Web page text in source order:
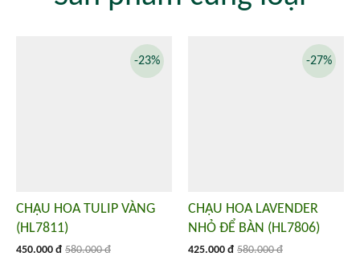
CHẬU HOA TULIP VÀNG
(HL7811)
450.000 đ 580.000 đ
-23%
CHẬU HOA LAVENDER
NHỎ ĐỂ BÀN (HL7806)
425.000 đ 580.000 đ
-27%